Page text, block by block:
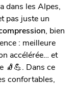
dans les Alpes,
pas juste un
, bien
: meilleure
accélérée… et
🧦💪. Dans ce
confortables,